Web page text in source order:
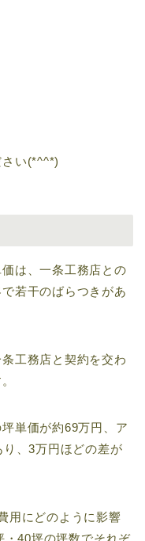
い(*^^*)
は、一条工務店との
若干のばらつきがあ
工務店と契約を交わ
単価が約69万円、ア
、3万円ほどの差が
用にどのように影響
・40坪の坪数でそれぞ